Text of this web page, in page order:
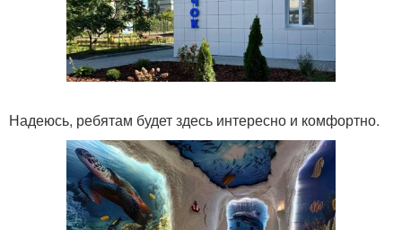
Надеюсь, ребятам будет здесь интересно и комфортно.